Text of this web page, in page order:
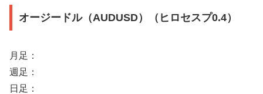
オージードル（AUDUSD）（ヒロセスプ0.4）
月足：
週足：
日足：